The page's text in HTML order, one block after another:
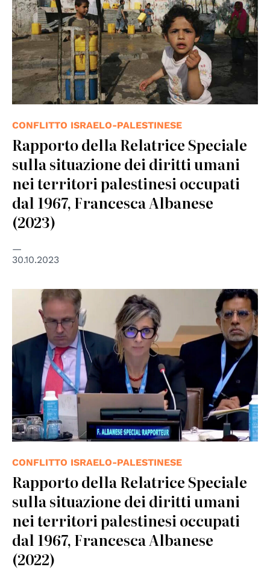
CONFLITTO ISRAELO-PALESTINESE
Rapporto della Relatrice Speciale
sulla situazione dei diritti umani
nei territori palestinesi occupati
dal 1967, Francesca Albanese
(2023)
30.10.2023
CONFLITTO ISRAELO-PALESTINESE
Rapporto della Relatrice Speciale
sulla situazione dei diritti umani
nei territori palestinesi occupati
dal 1967, Francesca Albanese
(2022)